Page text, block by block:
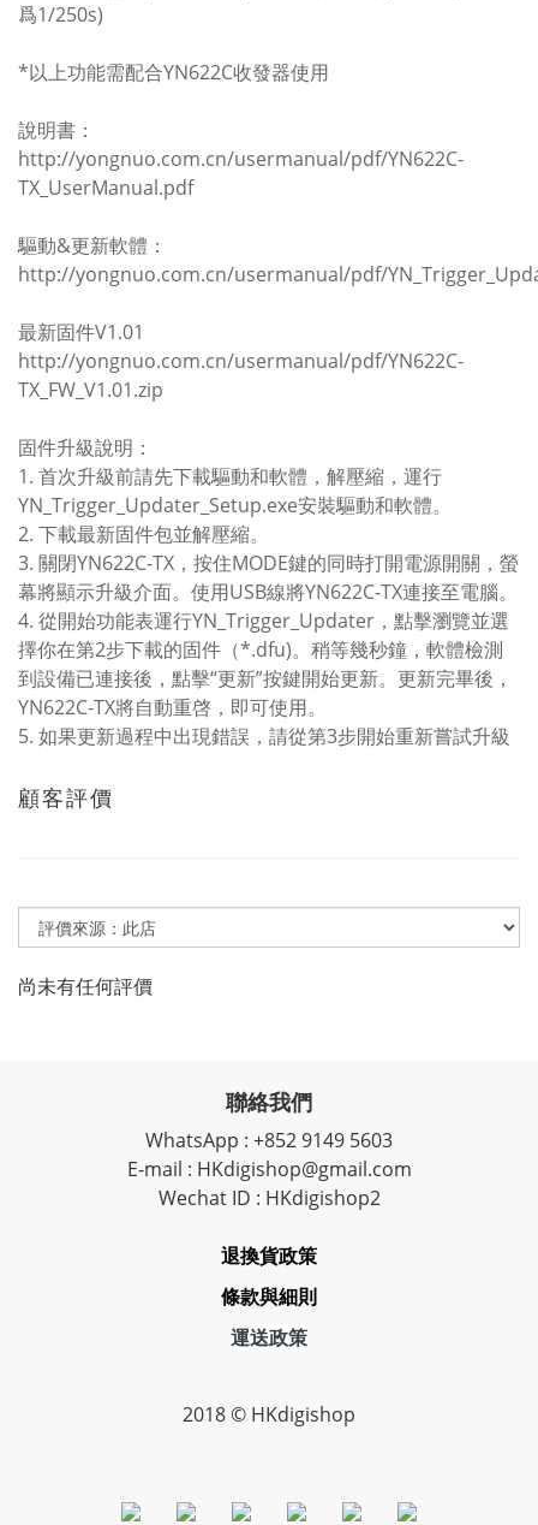
爲1/250s)
*以上功能需配合YN622C收發器使用
說明書：
http://yongnuo.com.cn/usermanual/pdf/YN622C-
TX_UserManual.pdf
驅動&更新軟體：
http://yongnuo.com.cn/usermanual/pdf/
最新固件V1.01
http://yongnuo.com.cn/usermanual/pdf/YN622C-
TX_FW_V1.01.zip
固件升級說明：
1. 首次升級前請先下載驅動和軟體，解壓縮，運行
YN_Trigger_Updater_Setup.exe安裝驅動和軟體。
2. 下載最新固件包並解壓縮。
3. 關閉YN622C-TX，按住MODE鍵的同時打開電源開關，螢
幕將顯示升級介面。使用USB線將YN622C-TX連接至電腦。
4. 從開始功能表運行YN_Trigger_Updater，點擊瀏覽並選
擇你在第2步下載的固件（*.dfu)。稍等幾秒鐘，軟體檢測
到設備已連接後，點擊“更新”按鍵開始更新。更新完畢後，
YN622C-TX將自動重啓，即可使用。
5. 如果更新過程中出現錯誤，請從第3步開始重新嘗試升級
顧客評價
尚未有任何評價
聯絡我們
WhatsApp : +852 9149 5603
E-mail : HKdigishop@gmail.com
Wechat ID : HKdigishop2
退換貨政策
條款與細則
運送政策
2018 © HKdigishop